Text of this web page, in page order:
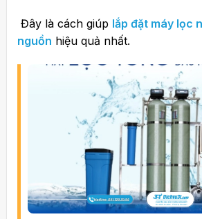
Đây là cách giúp lắp đặt máy lọc
nguồn hiệu quả nhất.